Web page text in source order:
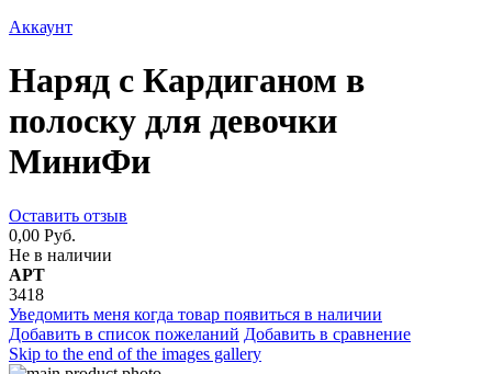
Аккаунт
Наряд с Кардиганом в
полоску для девочки
МиниФи
Оставить отзыв
0,00 Руб.
Не в наличии
АРТ
3418
Уведомить меня когда товар появиться в наличии
Добавить в список пожеланий Добавить в сравнение
Skip to the end of the images gallery